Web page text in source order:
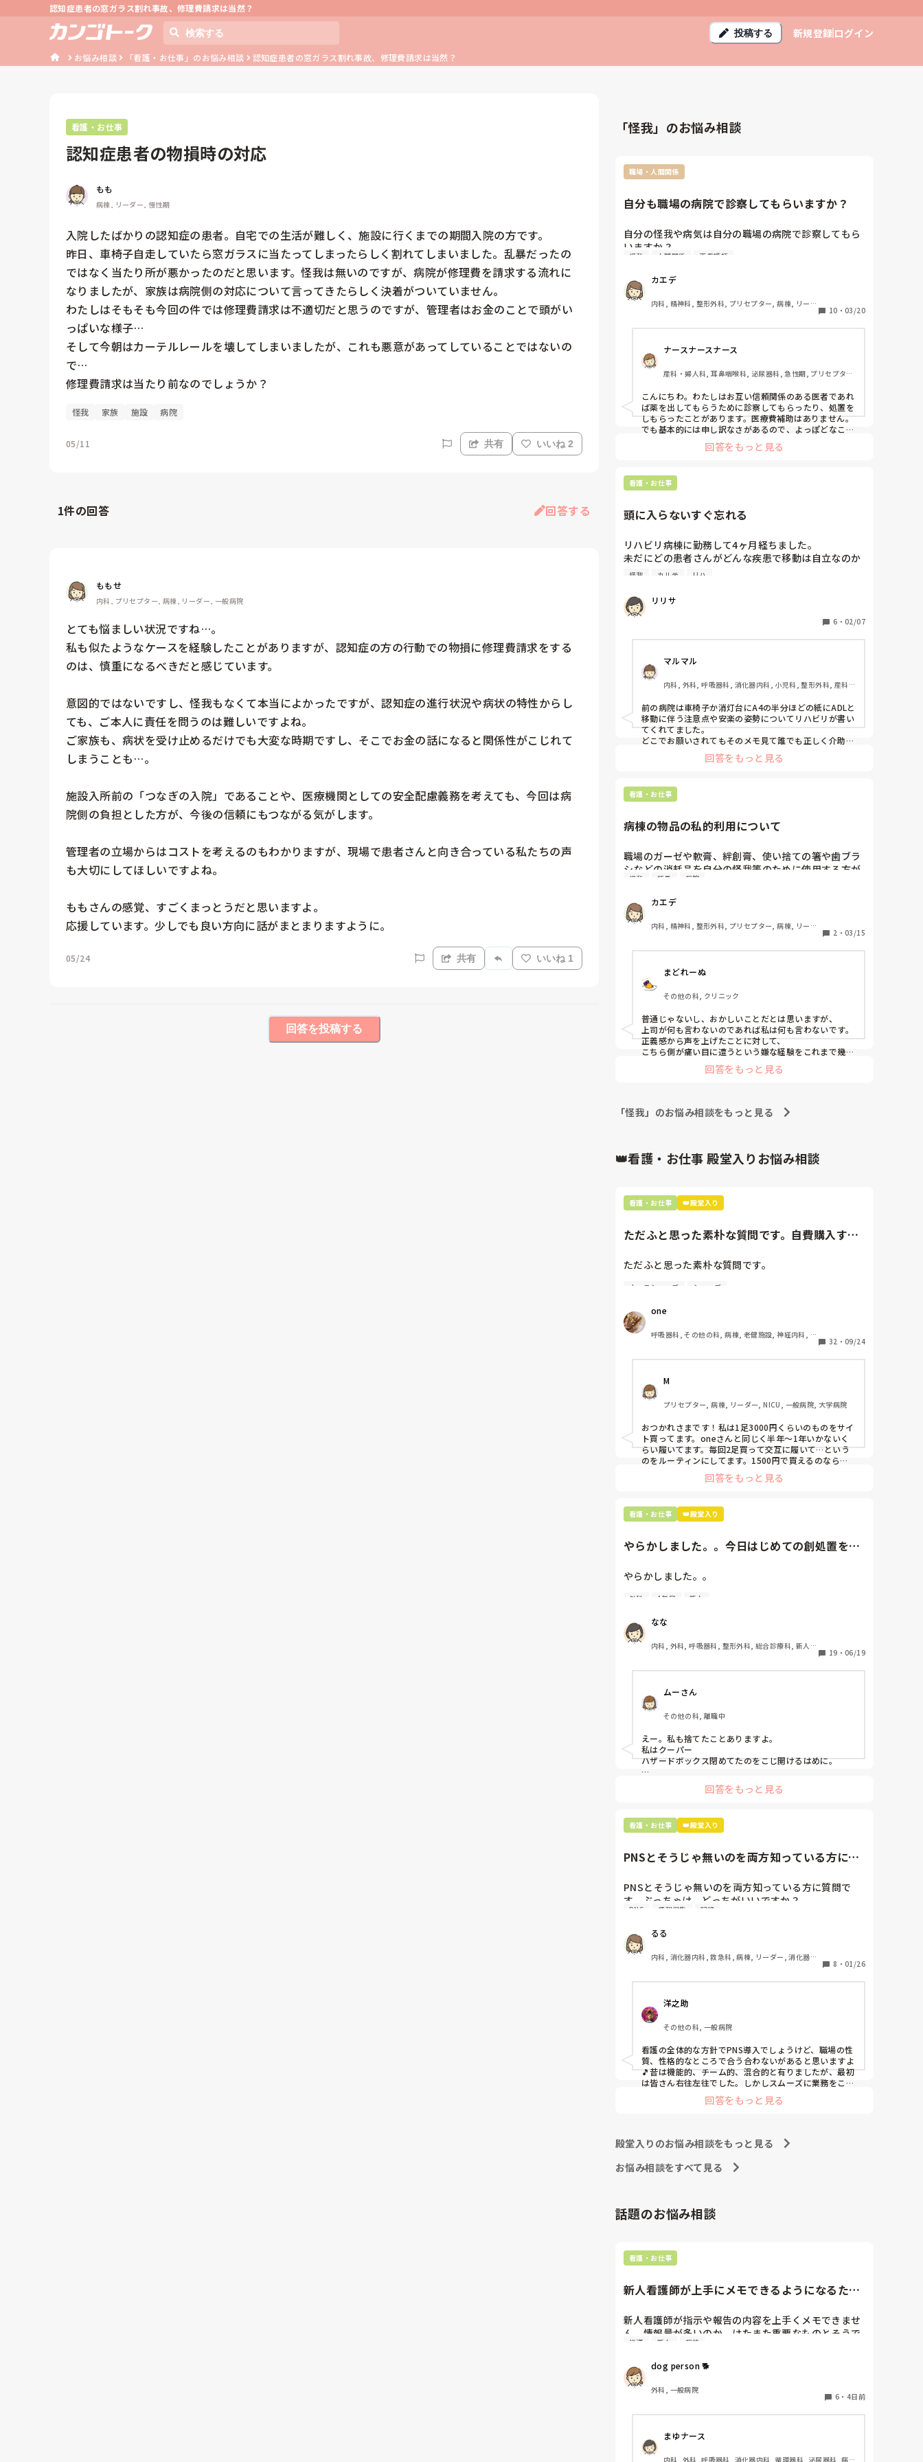
認知症患者の窓ガラス割れ事故、修理費請求は当然？
投稿する 新規登録ログイン
お悩み相談 「看護・お仕事」のお悩み相談 認知症患者の窓ガラス割れ事故、修理費請求は当然？
看護・お仕事
認知症患者の物損時の対応
もも
病棟, リーダー, 慢性期
入院したばかりの認知症の患者。自宅での生活が難しく、施設に行くまでの期間入院の方です。
昨日、車椅子自走していたら窓ガラスに当たってしまったらしく割れてしまいました。乱暴だったの
ではなく当たり所が悪かったのだと思います。怪我は無いのですが、病院が修理費を請求する流れに
なりましたが、家族は病院側の対応について言ってきたらしく決着がついていません。
わたしはそもそも今回の件では修理費請求は不適切だと思うのですが、管理者はお金のことで頭がい
っぱいな様子…
そして今朝はカーテルレールを壊してしまいましたが、これも悪意があってしていることではないの
で…
修理費請求は当たり前なのでしょうか？
怪我 家族 施設 病院
05/11 共有 いいね 2
1件の回答 回答する
ももせ
内科, プリセプター, 病棟, リーダー, 一般病院
とても悩ましい状況ですね…。
私も似たようなケースを経験したことがありますが、認知症の方の行動での物損に修理費請求をする
のは、慎重になるべきだと感じています。
意図的ではないですし、怪我もなくて本当によかったですが、認知症の進行状況や病状の特性からし
ても、ご本人に責任を問うのは難しいですよね。
ご家族も、病状を受け止めるだけでも大変な時期ですし、そこでお金の話になると関係性がこじれて
しまうことも…。
施設入所前の「つなぎの入院」であることや、医療機関としての安全配慮義務を考えても、今回は病
院側の負担とした方が、今後の信頼にもつながる気がします。
管理者の立場からはコストを考えるのもわかりますが、現場で患者さんと向き合っている私たちの声
も大切にしてほしいですよね。
ももさんの感覚、すごくまっとうだと思いますよ。
応援しています。少しでも良い方向に話がまとまりますように。
05/24 共有 いいね 1
回答を投稿する
「怪我」のお悩み相談
職場・人間関係
自分も職場の病院で診察してもらいますか？
自分の怪我や病気は自分の職場の病院で診察してもら
いますか？
うちは診療科はそんなに多くないのですが、職員は割
と職場で診察してもらってるようです。なんなら仕事
時間に先生に電話して処方を貰ってる人もいて、予約
や待ち時間もなくて楽で良さそうだなと思う反面、
日々指示を貰ったりする医師や院長などの上司に診察
病院によっては医療費補助なんかも出るみたいです
が、うちはありません。医療費を次回のお給料から天
引きできる程度です。
みなさんはどうされてますか？
怪我 人間関係 正看護師
カエデ
内科, 精神科, 整形外科, プリセプター, 病棟, リーダ
10 ・ 03/20
ナースナースナース
産科・婦人科, 耳鼻咽喉科, 泌尿器科, 急性期, プリセプタ
こんにちわ。わたしはお互い信頼関係のある医者であれ
ば薬を出してもらうために診察してもらったり、処置を
しもらったことがあります。医療費補助はありません。
でも基本的には申し訳なさがあるので、よっぽどなこと
でない限りは他院に受診します。
回答をもっと見る
看護・お仕事
頭に入らないすぐ忘れる
リハビリ病棟に勤務して4ヶ月経ちました。
未だにどの患者さんがどんな疾患で移動は自立なのか
見守りなのかとか、情報収集してもすぐ忘れるし全く
昨日夜勤した時も、患者さんがトイレに行くのに自室
トイレに車椅子だと思って連れていったら身障者用ト
イレに車椅子で連れていかなきゃいけなかったことを
後で知りました。
ADL動作は違うし、ずっと一緒のADLならまだしも回
復に伴ってADLは変化していきいつの間にかまた動作
方法が変わってます。
全く追いつきません。どうやって覚えたらいいんでし
ょう…ずっとPCカルテとにらめっこしてますが覚えら
れる気がしません…要領も悪く仕事ができない自分に
嫌になります…
怪我 カルテ リハ
リリサ
6 ・ 02/07
マルマル
内科, 外科, 呼吸器科, 消化器内科, 小児科, 整形外科, 産科・
急性期, 超急性期, ICU, CCU, HCU, プリセプター, 病棟, リ
ーダー, 神経内科, 脳神経外科, GCU, 消化器外科, 一般病院,
大学病院, 慢性期, 終末期, オペ室
前の病院は車椅子か消灯台にA4の半分ほどの紙にADLと
移動に伴う注意点や安楽の姿勢についてリハビリが書い
てくれてました。
どこでお願いされてもそのメモ見て誰でも正しく介助で
きるようにでした。
他の人からメモが見れないように車椅子のポケット、消
回答をもっと見る
看護・お仕事
病棟の物品の私的利用について
職場のガーゼや軟膏、絆創膏、使い捨ての箸や歯ブラ
シなどの消耗品を自分の怪我等のために使用する方が
います。ヘルパーに限っては看護師に処置まで依頼し
これは横領なのでは？と疑問です。
師長等もその場にいましたが何も言いません。でも普
段からコスト意識を持つように言われます。これって
普通ですか？
怪我 師長 病院
カエデ
内科, 精神科, 整形外科, プリセプター, 病棟, リーダ
2 ・ 03/15
まどれーぬ
その他の科, クリニック
普通じゃないし、おかしいことだとは思いますが、
上司が何も言わないのであれば私は何も言わないです。
正義感から声を上げたことに対して、
こちら側が痛い目に遭うという嫌な経験をこれまで幾度
もしているためです(´<_｀ 　)
す(´<_｀ 　)
その職場に居づらくなったりしたくないのであれば、
黙っている方が賢明なんだと思います(　´Α｀)
回答をもっと見る
「怪我」のお悩み相談をもっと見る
👑看護・お仕事 殿堂入りお悩み相談
看護・お仕事 👑殿堂入り
ただふと思った素朴な質問です。自費購入する
ただふと思った素朴な質問です。
自費購入するナースシューズ(職場で使用してる靴)っ
ますか？
わたしの職場の指定は「白のスニーカー」。
すぐに汚くなるので1,500円は絶対に超えたくない思
た時に買って半年〜1年未満で交換しています。
職場の人が「ナースシューズに3000円以上は出せな
い」って言ってて、わたしの倍額は出せるのか！とび
っくりしたので、世の皆さんはどうなのかなと…🤔
ナースシューズ シューズ
one
呼吸器科, その他の科, 病棟, 老健施設, 神経内科, 一
32 ・ 09/24
M
プリセプター, 病棟, リーダー, NICU, 一般病院, 大学病院
おつかれさまです！私は1足3000円くらいのものをサイ
ト買ってます。oneさんと同じく半年〜1年いかないく
らい履いてます。毎回2足買って交互に履いて…という
のをルーティンにしてます。1500円で買えるのなら私
も絶対そっちにしてると思うので良い買い物されてて羨
ましいです！(笑)回答をもっと見る
看護・お仕事 👑殿堂入り
やらかしました。。今日はじめての創処置をし
やらかしました。。
今日はじめての創処置をしました。
ゴミと一緒に、ノリで鑷子達を捨てました。。
患者に使用した物品は使い捨て、という認識が頭の中
にあって…。
「普通鑷子捨てる！？明らかに使い捨てて良いような
安物じゃないよね？」
「そんなミスした新人、あなたが初めてだよ」
と言われました。。
たしかに、よくよく考えてみれば
手術室で使った物品も全部滅菌して使いまわすし、
滅菌の種類とかも学校で習ったはずなのに
なんで頭回らなかったんだろう😭
市長さんは、
患者さんに迷惑かけたわけじゃないから大丈夫、
と慰めてくれましたが、、
自分が情けなくて情けなくて😭
こんなバカな私をせめて笑い飛ばしてください笑
外科 1年目 新人
なな
内科, 外科, 呼吸器科, 整形外科, 総合診療科, 新人ナ
19 ・ 06/19
ムーさん
その他の科, 離職中
えー。私も捨てたことありますよ。
私はクーパー
ハザードボックス閉めてたのをこじ開けるはめに。
これは私じゃないけど、患者さんのガラケーを洗濯もの
と一緒に出しちゃったり。(これは問題か💦)
回答をもっと見る
看護・お仕事 👑殿堂入り
PNSとそうじゃ無いのを両方知っている方に質
PNSとそうじゃ無いのを両方知っている方に質問で
す。ぶっちゃけ、どっちがいいですか？
その後、PNSを廃止しました。
私は、そのPNSを廃止した病棟からまだPNSをやって
いる病棟に9月に異動してきました。
ぶっちゃけ、新人のレベルにかなりの差が出ているな
色々な病棟に入院したことのある患者さんも、「(私が
異動する前の病棟の方が)新人が患者から見てもよく動
けてたよ」と言っていました。
現病棟はPNSだけれども、結局は忙しくて、新人の面
倒を見てられず、清潔ケアや単純に点滴を繋げてくる
など、簡単な仕事しか新人にさせていませんでした。
PNSを廃止した病棟では、イベントは必ずと言ってい
いほど新人に担当させて、指導者やリーダーが責任持
って指導することで、新人ができることがどんどん増
患者14人とか受け持つことも当たり前な感じです。
朝の情報収集にも時間がかかり、結果、患者のことが
わからないという状況になります。新人も放置される
をした事がなく、やり方がわからない新人さんが、先
言われていて、そんな無茶な…と思いました。
新人さんが可愛そう、と感じることもある反面、ペア
びり記録していて、「(処置を)やったことあるの？無
けても、「記録終わってないんで」と。。。
早く色々覚えたい！という、意欲があまり感じられ
ず…これはPNS云々よりも、その新人の性格かな？と
た。。。時代柄でしょうか？？
私はどちらかといえば、PNSは好きじゃありません。
でもPNSでやれというからには、もっと業務量に見合
PNSもそうじゃないのも経験している方は、どちらの
PNS 情報収集 記録
るる
内科, 消化器内科, 救急科, 病棟, リーダー, 消化器外
8 ・ 01/26
洋之助
その他の科, 一般病院
看護の全体的な方針でPNS導入でしょうけど、職場の性
質、性格的なところで合う合わないがあると思いますよ
🎵昔は機能的、チーム的、混合的と有りましたが、最初
は皆さん右往左往でした。しかしスムーズに業務をこな
してましたよ。勿論、指導する事も😉🆗✨でしたよ🎵ど
うしてもPNSの導入なら皆さんと意見交換を行うべきと
に業務をこなしている人もいます。意欲的でない新人も
昔からいますのでね🎵とどのつまり看護師が自分の仕事
で、昔は良かったよしか言えませんが、今と比べると個
タに出来るでしょうか⁉️物事の良し悪しの批判は簡単で
抱えるのは到底ムリですね🎵ならば皆で抱えましょうね
🎵僕の持論ですけど、頑張って👊😆🎵
回答をもっと見る
殿堂入りのお悩み相談をもっと見る
お悩み相談をすべて見る
話題のお悩み相談
看護・お仕事
新人看護師が上手にメモできるようになるため
新人看護師が指示や報告の内容を上手くメモできませ
ん。情報量が多いのか、はたまた重要なものとそうで
ないものの仕分けができないのか…  肝心な事柄を逃
か？　出来るだけゆっくり指示・報告するよう皆で努
力しています。
指導 新人 病棟
dog person 🐕
外科, 一般病院
6 ・ 4日前
まゆナース
内科, 外科, 呼吸器科, 消化器内科, 循環器科, 泌尿器科, 病